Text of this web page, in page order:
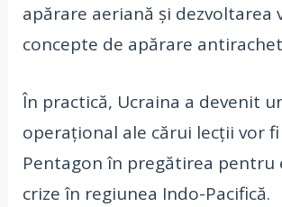
apărare aeriană și dezvoltarea
concepte de apărare
În practică, Ucraina a devenit
operațional ale cărui lecții vor
Pentagon în pregătirea pentru
crize în regiunea Indo-Pacifică.